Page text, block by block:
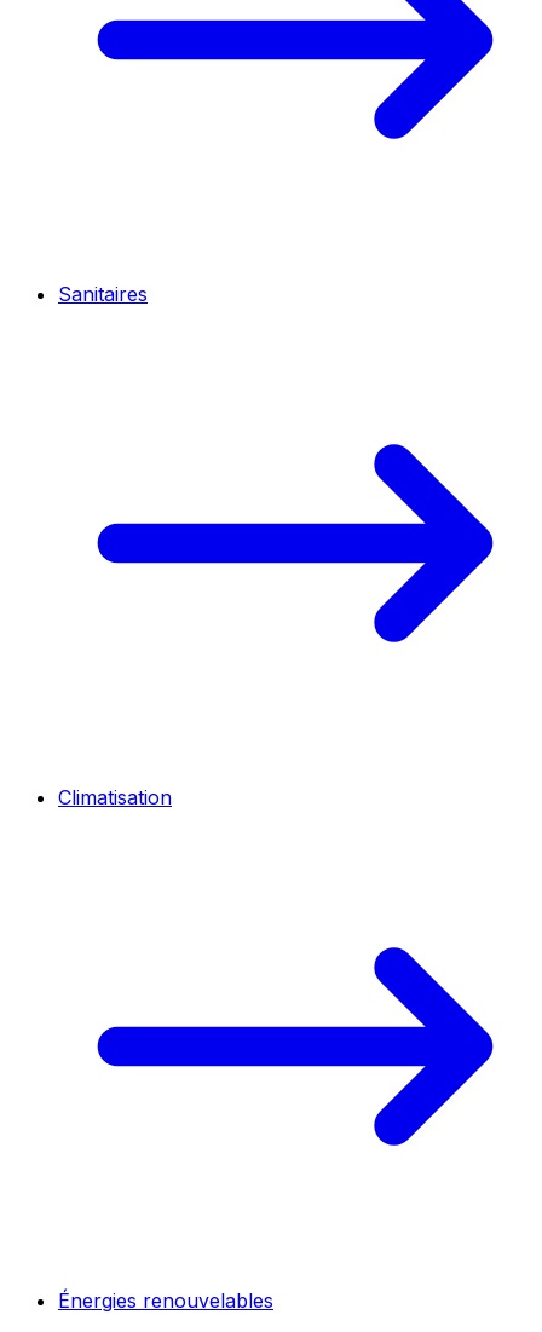
Sanitaires
Climatisation
Énergies renouvelables